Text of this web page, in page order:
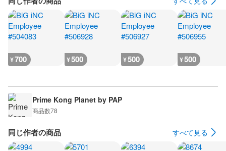
¥700 ¥500 ¥500 ¥500
Prime Kong Planet by PAP
商品数78
同じ作者の商品 すべて見る